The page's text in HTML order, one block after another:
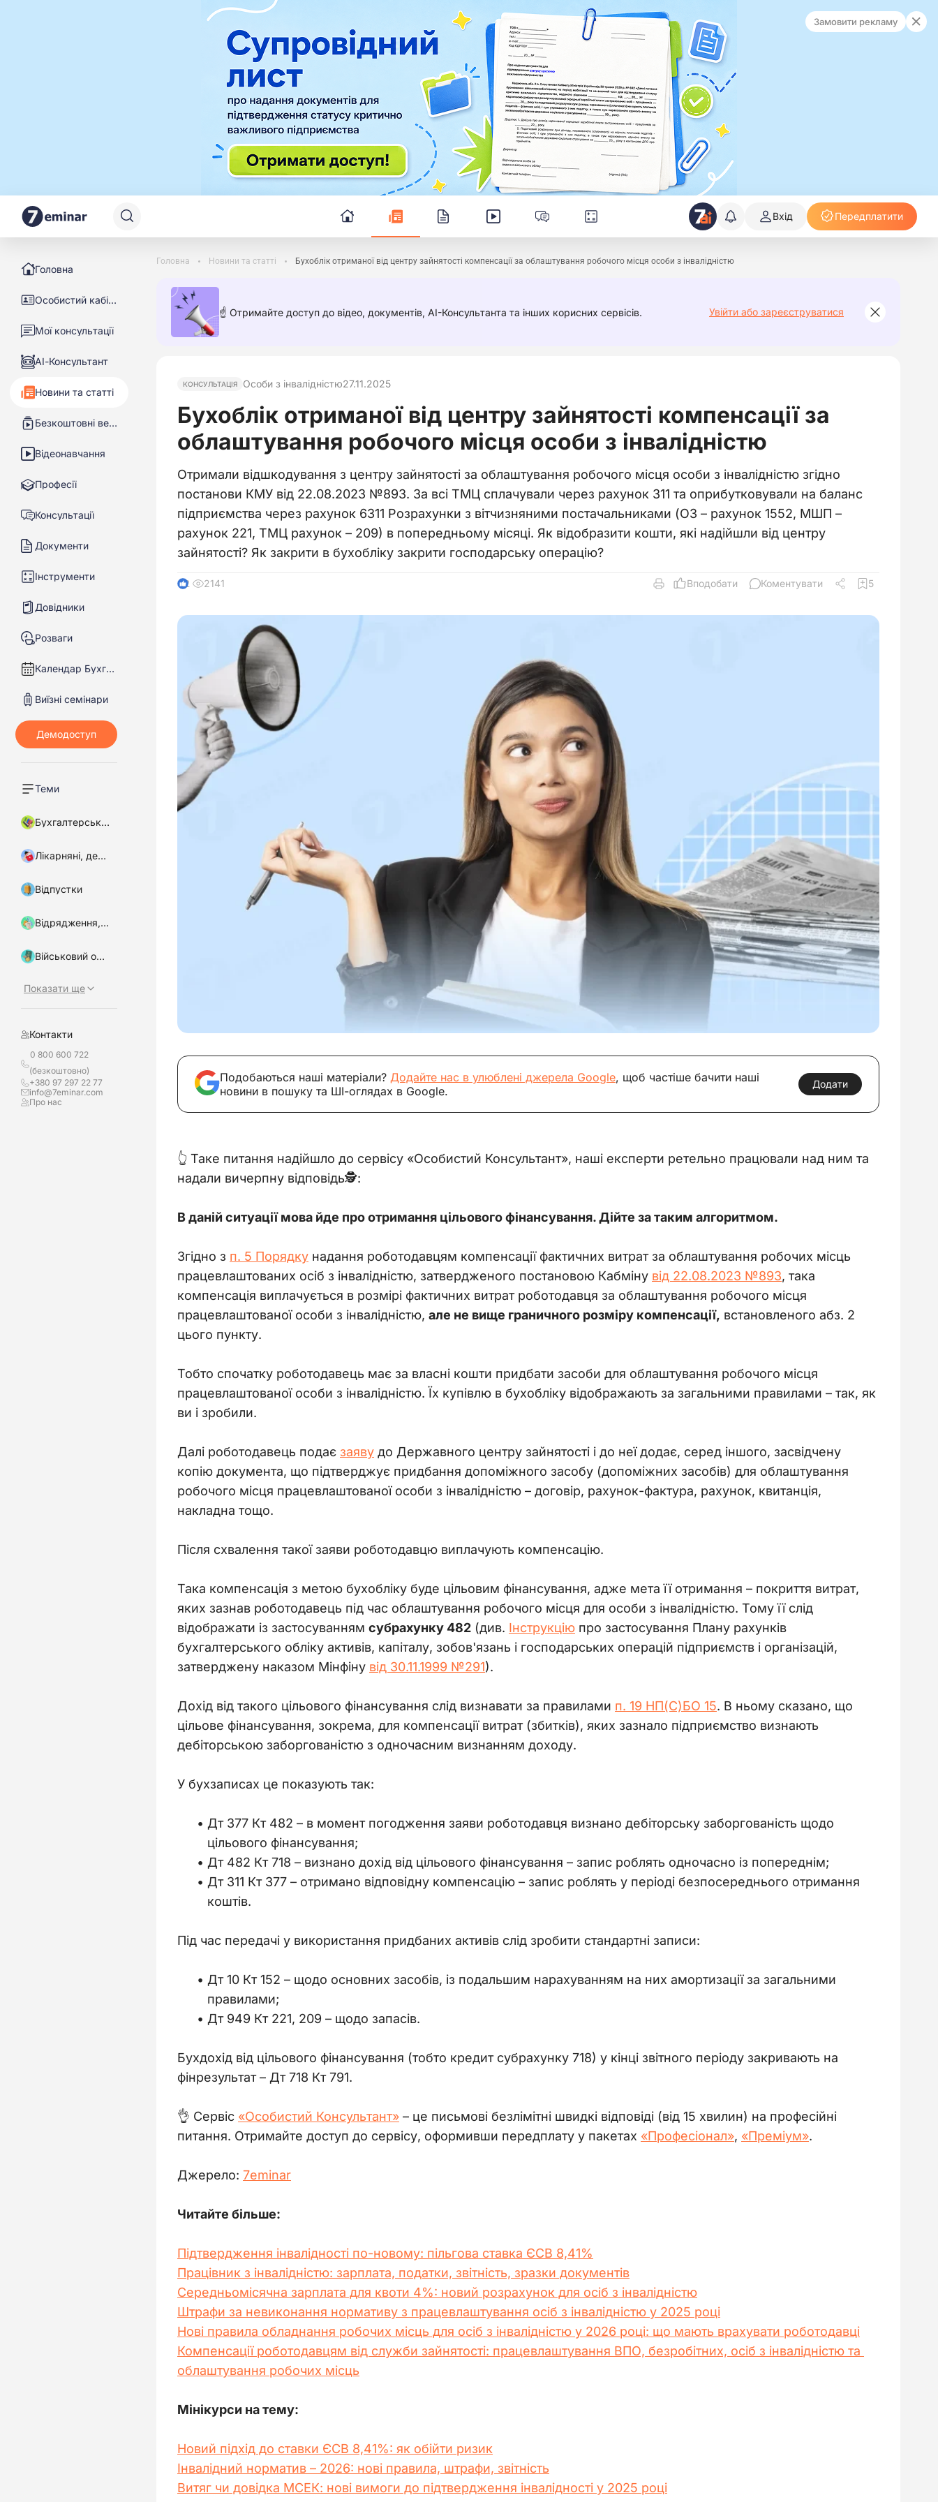
Замовити рекламу
Вхід Передплатити
Головна
Особистий кабінет
Мої консультації
АІ-Консультант
Новини та статті
Безкоштовні вебінари
Відеонавчання
Професії
Консультації
Документи
Інструменти
Довідники
Розваги
Календар Бухгалтера
Виїзні семінари
Теми
Бухгалтерський облік
Лікарняні, декретні
Відпустки
Відрядження, підзвітні кошти
Військовий облік, бронювання
Показати ще
Контакти
0 800 600 722
(безкоштовно)
+380 97 297 22 77
info@7eminar.com
Про нас
Головна Новини та статті Бухоблік отриманої від центру зайнятості компенсації за облаштування робочого місця особи з інвалідністю
☝️ Отримайте доступ до відео, документів, AI-Консультанта та інших корисних сервісів. Увійти або зареєструватися
КОНСУЛЬТАЦІЯ Особи з інвалідністю27.11.2025
Бухоблік отриманої від центру зайнятості компенсації за
облаштування робочого місця особи з інвалідністю
Отримали відшкодування з центру зайнятості за облаштування робочого місця особи з інвалідністю згідно
постанови КМУ від 22.08.2023 №893. За всі ТМЦ сплачували через рахунок 311 та оприбутковували на баланс
підприємства через рахунок 6311 Розрахунки з вітчизняними постачальниками (ОЗ – рахунок 1552, МШП –
рахунок 221, ТМЦ рахунок – 209) в попередньому місяці. Як відобразити кошти, які надійшли від центру
зайнятості? Як закрити в бухобліку закрити господарську операцію?
2 2141 Вподобати Коментувати 5
Подобаються наші матеріали? Додайте нас в улюблені джерела Google, щоб частіше бачити наші
новини в пошуку та ШІ-оглядах в Google.
Додати
👆 Таке питання надійшло до сервісу «Особистий Консультант», наші експерти ретельно працювали над ним та
надали вичерпну відповідь🕵️:
В даній ситуації мова йде про отримання цільового фінансування. Дійте за таким алгоритмом.
Згідно з п. 5 Порядку надання роботодавцям компенсації фактичних витрат за облаштування робочих місць
працевлаштованих осіб з інвалідністю, затвердженого постановою Кабміну від 22.08.2023 №893, така
компенсація виплачується в розмірі фактичних витрат роботодавця за облаштування робочого місця
працевлаштованої особи з інвалідністю, але не вище граничного розміру компенсації, встановленого абз. 2
цього пункту.
Тобто спочатку роботодавець має за власні кошти придбати засоби для облаштування робочого місця
працевлаштованої особи з інвалідністю. Їх купівлю в бухобліку відображають за загальними правилами – так, як
ви і зробили.
Далі роботодавець подає заяву до Державного центру зайнятості і до неї додає, серед іншого, засвідчену
копію документа, що підтверджує придбання допоміжного засобу (допоміжних засобів) для облаштування
робочого місця працевлаштованої особи з інвалідністю – договір, рахунок-фактура, рахунок, квитанція,
накладна тощо.
Після схвалення такої заяви роботодавцю виплачують компенсацію.
Така компенсація з метою бухобліку буде цільовим фінансування, адже мета її отримання – покриття витрат,
яких зазнав роботодавець під час облаштування робочого місця для особи з інвалідністю. Тому її слід
відображати із застосуванням субрахунку 482 (див. Інструкцію про застосування Плану рахунків
бухгалтерського обліку активів, капіталу, зобов'язань і господарських операцій підприємств і організацій,
затверджену наказом Мінфіну від 30.11.1999 №291).
Дохід від такого цільового фінансування слід визнавати за правилами п. 19 НП(С)БО 15. В ньому сказано, що
цільове фінансування, зокрема, для компенсації витрат (збитків), яких зазнало підприємство визнають
дебіторською заборгованістю з одночасним визнанням доходу.
У бухзаписах це показують так:
Дт 377 Кт 482 – в момент погодження заяви роботодавця визнано дебіторську заборгованість щодо
цільового фінансування;
Дт 482 Кт 718 – визнано дохід від цільового фінансування – запис роблять одночасно із попереднім;
Дт 311 Кт 377 – отримано відповідну компенсацію – запис роблять у періоді безпосереднього отримання
коштів.
Під час передачі у використання придбаних активів слід зробити стандартні записи:
Дт 10 Кт 152 – щодо основних засобів, із подальшим нарахуванням на них амортизації за загальними
правилами;
Дт 949 Кт 221, 209 – щодо запасів.
Бухдохід від цільового фінансування (тобто кредит субрахунку 718) у кінці звітного періоду закривають на
фінрезультат – Дт 718 Кт 791.
👌 Сервіс «Особистий Консультант» – це письмові безлімітні швидкі відповіді (від 15 хвилин) на професійні
питання. Отримайте доступ до сервісу, оформивши передплату у пакетах «Професіонал», «Преміум».
Джерело: 7еminar
Читайте більше:
Підтвердження інвалідності по-новому: пільгова ставка ЄСВ 8,41%
Працівник з інвалідністю: зарплата, податки, звітність, зразки документів
Середньомісячна зарплата для квоти 4%: новий розрахунок для осіб з інвалідністю
Штрафи за невиконання нормативу з працевлаштування осіб з інвалідністю у 2025 році
Нові правила обладнання робочих місць для осіб з інвалідністю у 2026 році: що мають врахувати роботодавці
Компенсації роботодавцям від служби зайнятості: працевлаштування ВПО, безробітних, осіб з інвалідністю та
облаштування робочих місць
Мінікурси на тему:
Новий підхід до ставки ЄСВ 8,41%: як обійти ризик
Інвалідний норматив – 2026: нові правила, штрафи, звітність
Витяг чи довідка МСЕК: нові вимоги до підтвердження інвалідності у 2025 році